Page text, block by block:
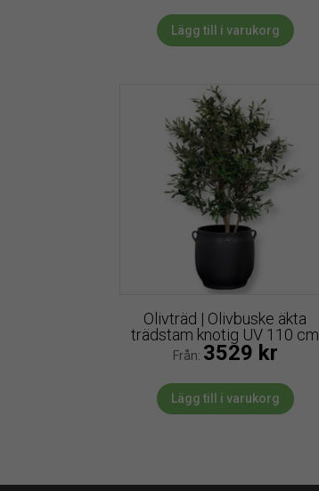
Lägg till i varukorg
Olivträd | Olivbuske äkta
trädstam knotig UV 110 cm
Från: 3529 kr
Lägg till i varukorg